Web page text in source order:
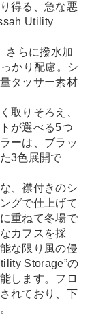
得る、急な悪
Utility
さらに撥水加
かり配慮。シ
タッサー素材
取りそろえ、
が選べる5つ
ーは、ブラッ
3色展開で
、襟付きのシ
グで仕上げて
重ねて冬場で
カフスを採
な限り風の侵
Storage”の
します。フロ
れており、下